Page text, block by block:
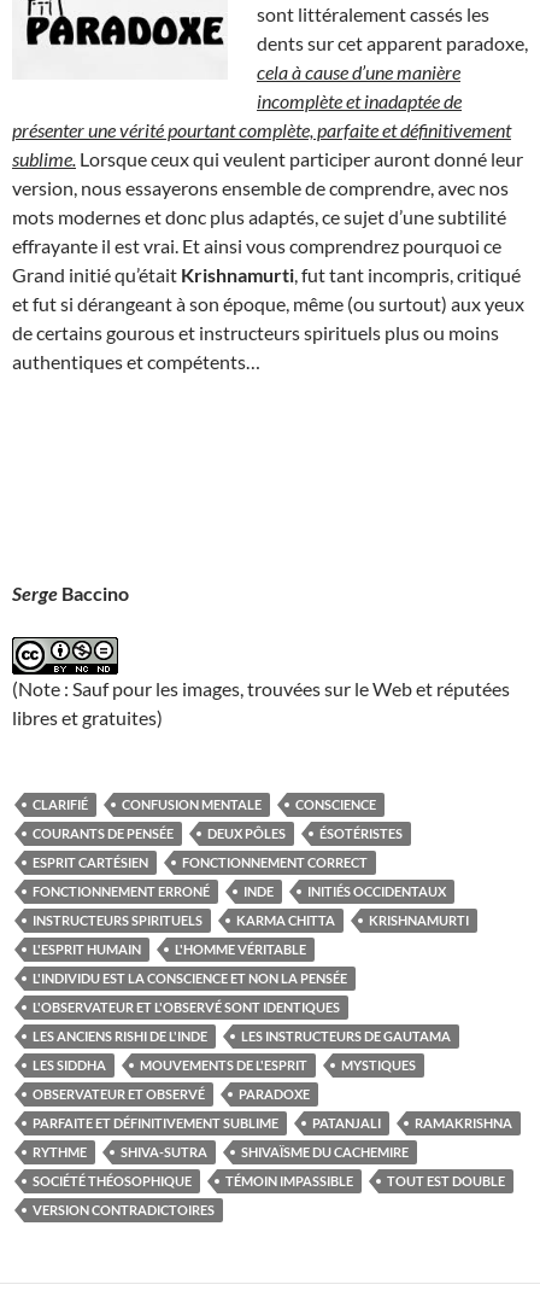
sont littéralement cassés les
dents sur cet apparent paradoxe,
cela à cause d’une manière
incomplète et inadaptée de
présenter une vérité pourtant complète, parfaite et définitivement
sublime. Lorsque ceux qui veulent participer auront donné leur
version, nous essayerons ensemble de comprendre, avec nos
mots modernes et donc plus adaptés, ce sujet d’une subtilité
effrayante il est vrai. Et ainsi vous comprendrez pourquoi ce
Grand initié qu’était Krishnamurti , fut tant incompris, critiqué
et fut si dérangeant à son époque, même (ou surtout) aux yeux
de certains gourous et instructeurs spirituels plus ou moins
authentiques et compétents…
Serge Baccino
(Note : Sauf pour les images, trouvées sur le Web et réputées
libres et gratuites)
CLARIFIÉ CONFUSION MENTALE
CONSCIENCE
COURANTS DE PENSÉE
DEUX PÔLES
ÉSOTÉRISTES
ESPRIT CARTÉSIEN
FONCTIONNEMENT CORRECT
FONCTIONNEMENT ERRONÉ
INDE
INITIÉS OCCIDENTAUX
INSTRUCTEURS SPIRITUELS
KARMA CHITTA
KRISHNAMURTI
L'ESPRIT HUMAIN
L'HOMME VÉRITABLE
L'INDIVIDU EST LA CONSCIENCE ET NON LA PENSÉE
L'OBSERVATEUR ET L'OBSERVÉ SONT IDENTIQUES
LES ANCIENS RISHI DE L'INDE
LES INSTRUCTEURS DE GAUTAMA
LES SIDDHA
MOUVEMENTS DE L'ESPRIT
MYSTIQUES
OBSERVATEUR ET OBSERVÉ
PARADOXE
PARFAITE ET DÉFINITIVEMENT SUBLIME
PATANJALI
RAMAKRISHNA
RYTHME
SHIVA-SUTRA
SHIVAÏSME DU CACHEMIRE
SOCIÉTÉ THÉOSOPHIQUE
TÉMOIN IMPASSIBLE
TOUT EST DOUBLE
VERSION CONTRADICTOIRES